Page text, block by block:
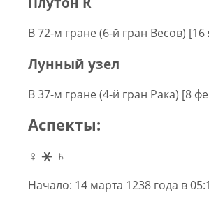
В 72-м гране (6-й гран Весов)
Лунный узел
В 37-м гране (4-й гран Рака) [8
Аспекты:
♀ ⚹ ♄
Начало: 14 марта 1238 года в